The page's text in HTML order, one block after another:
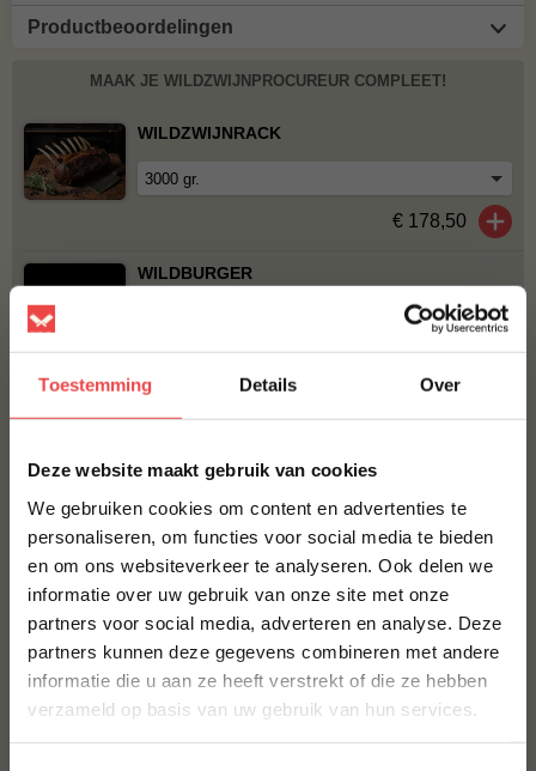
Toestemming Details Over
Deze website maakt gebruik van cookies
We gebruiken cookies om content en advertenties te
personaliseren, om functies voor social media te bieden
en om ons websiteverkeer te analyseren. Ook delen we
informatie over uw gebruik van onze site met onze
partners voor social media, adverteren en analyse. Deze
partners kunnen deze gegevens combineren met andere
informatie die u aan ze heeft verstrekt of die ze hebben
verzameld op basis van uw gebruik van hun services.
Productbeoordelingen
MAAK JE WILDZWIJNPROCUREUR COMPLEET!
WILDZWIJNRACK
€ 178,50
WILDBURGER
€ 3,25
Bestel alles
Wildzwijnhaas
(3)
Eendenborstfilet
(21)
10% korting op je
eerste bestelling*
Schrijf je in voor onze nieuwsbrief en ontvang direct
10% korting op jouw eerste bestelling.